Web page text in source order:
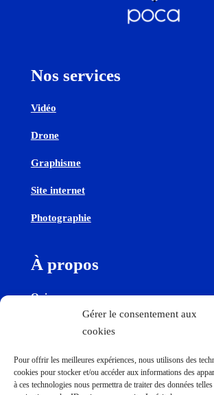
Gérer le consentement aux
cookies
Pour offrir les meilleures expériences, nous utilisons des
cookies pour stocker et/ou accéder aux informations des
à ces technologies nous permettra de traiter des données
Nos services
Vidéo
Drone
Graphisme
Site internet
Photographie
À propos
Qui sommes-nous
Contact